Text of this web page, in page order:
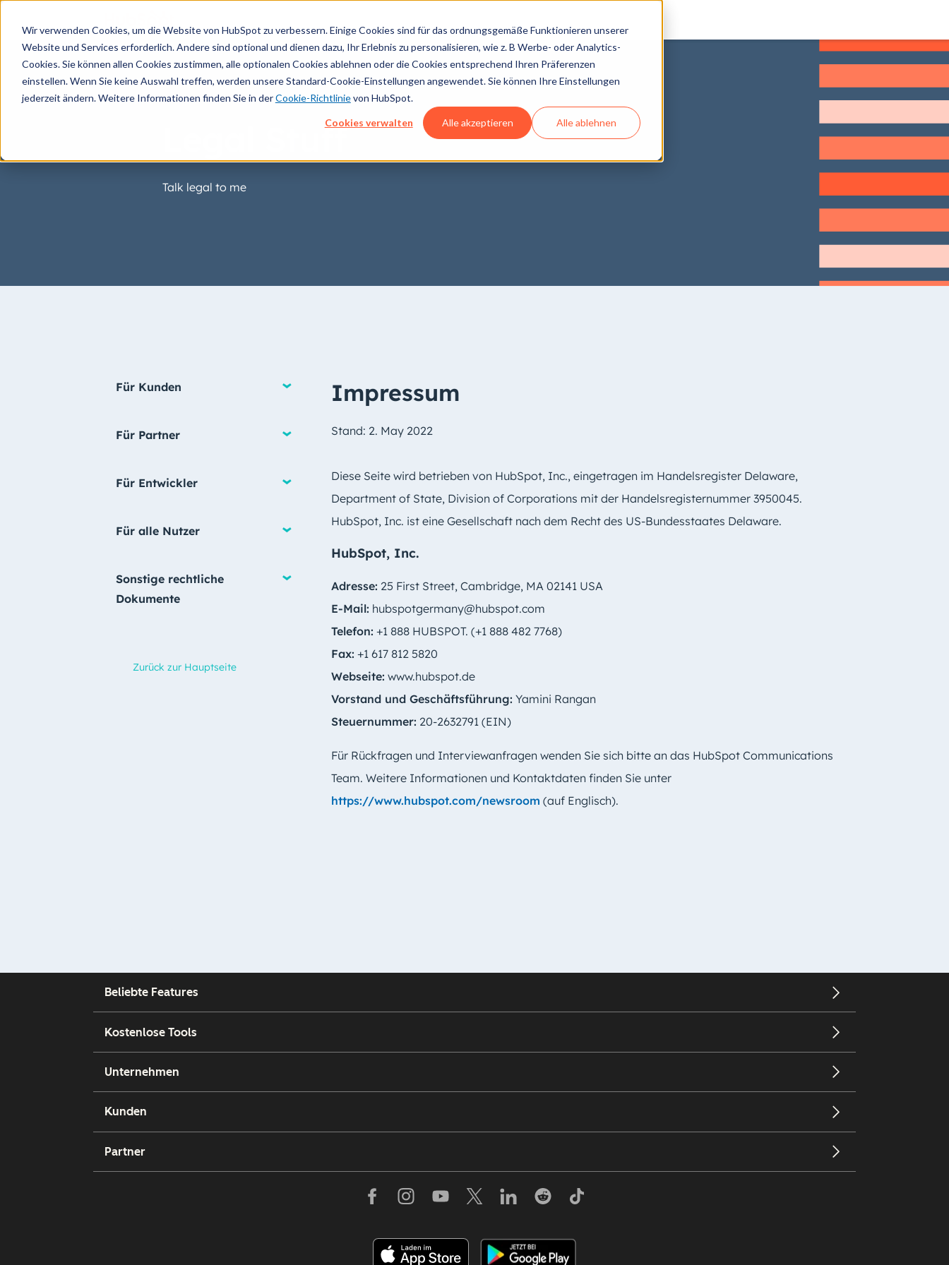
Wir verwenden Cookies, um die Website von HubSpot zu verbessern. Einige Cookies sind für das ordnungsgemäße Funktionieren unserer
Website und Services erforderlich. Andere sind optional und dienen dazu, Ihr Erlebnis zu personalisieren, wie z. B Werbe- oder Analytics-
Cookies. Sie können allen Cookies zustimmen, alle optionalen Cookies ablehnen oder die Cookies entsprechend Ihren Präferenzen
einstellen. Wenn Sie keine Auswahl treffen, werden unsere Standard-Cookie-Einstellungen angewendet. Sie können Ihre Einstellungen
jederzeit ändern. Weitere Informationen finden Sie in derCookie-Richtlinievon HubSpot.
Cookies verwalten Alle akzeptieren Alle ablehnen
Legal Stuff
Talk legal to me
Für Kunden
Für Partner
Für Entwickler
Für alle Nutzer
Sonstige rechtliche
Dokumente
Zurück zur Hauptseite
Impressum
Stand: 2. May 2022
Diese Seite wird betrieben von HubSpot, Inc., eingetragen im Handelsregister Delaware,
Department of State, Division of Corporations mit der Handelsregisternummer 3950045.
HubSpot, Inc. ist eine Gesellschaft nach dem Recht des US-Bundesstaates Delaware.
HubSpot, Inc.
Adresse: 25 First Street, Cambridge, MA 02141 USA
E-Mail: hubspotgermany@hubspot.com
Telefon: +1 888 HUBSPOT. (+1 888 482 7768)
Fax: +1 617 812 5820
Webseite: www.hubspot.de
Vorstand und Geschäftsführung: Yamini Rangan
Steuernummer: 20-2632791 (EIN)
Für Rückfragen und Interviewanfragen wenden Sie sich bitte an das HubSpot Communications
Team. Weitere Informationen und Kontaktdaten finden Sie unter
https://www.hubspot.com/newsroom (auf Englisch).
Beliebte Features
Kostenlose Tools
Unternehmen
Kunden
Partner